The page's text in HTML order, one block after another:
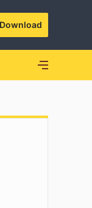
Download